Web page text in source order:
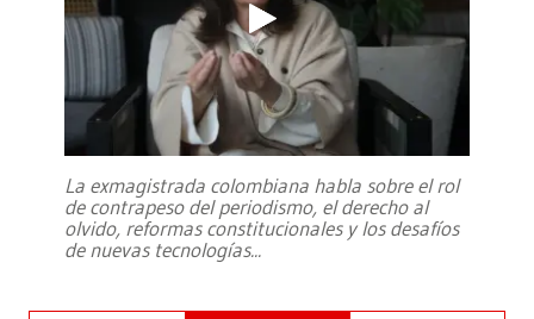
La exmagistrada colombiana habla sobre el rol
de contrapeso del periodismo, el derecho al
olvido, reformas constitucionales y los desafíos
de nuevas tecnologías...